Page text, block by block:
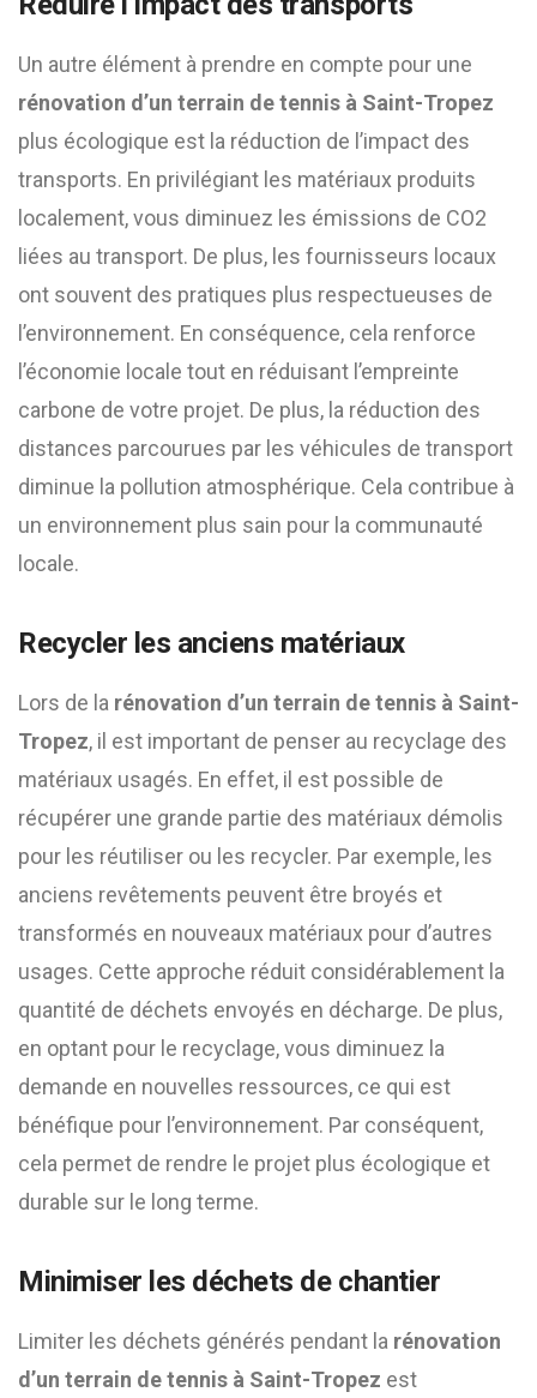
Un autre élément à prendre en compte pour une
rénovation d’un terrain de tennis à Saint-Tropez
plus écologique est la réduction de l’impact des
transports. En privilégiant les matériaux produits
localement, vous diminuez les émissions de CO2
liées au transport. De plus, les fournisseurs locaux
ont souvent des pratiques plus respectueuses de
l’environnement. En conséquence, cela renforce
l’économie locale tout en réduisant l’empreinte
carbone de votre projet. De plus, la réduction des
distances parcourues par les véhicules de transport
diminue la pollution atmosphérique. Cela contribue à
un environnement plus sain pour la communauté
locale.
Recycler les anciens matériaux
Lors de la rénovation d’un terrain de tennis à Saint-
Tropez, il est important de penser au recyclage des
matériaux usagés. En effet, il est possible de
récupérer une grande partie des matériaux démolis
pour les réutiliser ou les recycler. Par exemple, les
anciens revêtements peuvent être broyés et
transformés en nouveaux matériaux pour d’autres
usages. Cette approche réduit considérablement la
quantité de déchets envoyés en décharge. De plus,
en optant pour le recyclage, vous diminuez la
demande en nouvelles ressources, ce qui est
bénéfique pour l’environnement. Par conséquent,
cela permet de rendre le projet plus écologique et
durable sur le long terme.
Minimiser les déchets de chantier
Limiter les déchets générés pendant la rénovation
d’un terrain de tennis à Saint-Tropez est